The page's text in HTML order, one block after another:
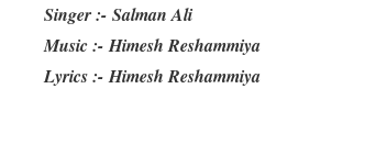
Singer :- Salman Ali
Music :- Himesh Reshammiya
Lyrics :- Himesh Reshammiya